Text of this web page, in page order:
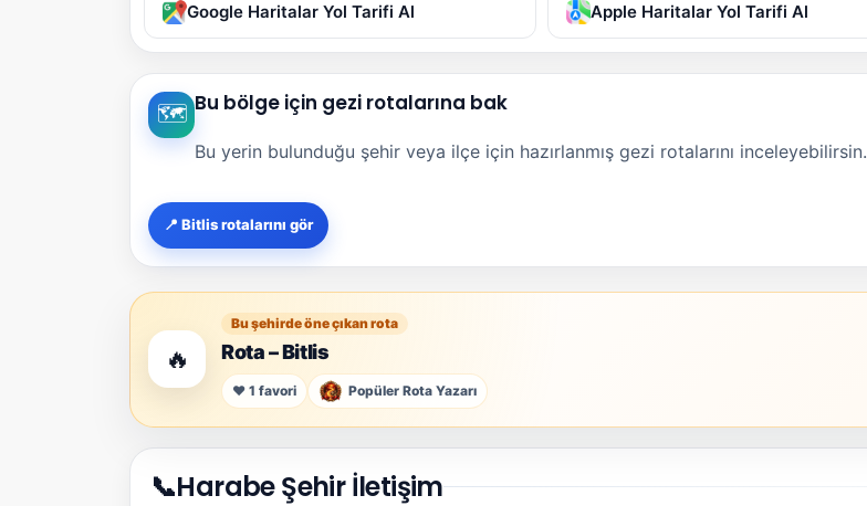
Google Haritalar Yol Tarifi Al Apple Haritalar Yol Tarifi Al
🗺️ Bu bölge için gezi rotalarına bak
Bu yerin bulunduğu şehir veya ilçe için hazırlanmış gezi rotalarını inceleyebilirsin.
📍 Bitlis rotalarını gör
🔥
Bu şehirde öne çıkan rota
Rota – Bitlis
❤️ 1 favori Popüler Rota Yazarı
📞Harabe Şehir İletişim